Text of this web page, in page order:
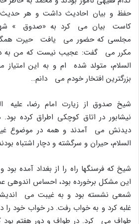
حفظ و بیان احادیث داشت و هر
کاست بیان مى کرد به «صدوق »
مجلسى که حضور مى یافت حیرت
مکرر مى گفت: عجیب نیست که من به
السلام، متولد شده ام و به این
بزرگترین افتخار خودم مى دانم…
شیخ صدوق از زیارت امام رضا، علیه
نیشابور در اتاق کوچکى اطراق کرده
دیدنش مى آمدند و همه در موضوع
السلام، حیران و سرگشته و دچار اشتباه
شیخ که فرسنگها راه را از بغداد آمده
این مشکل برخورده بود، احساس اندوهى
شمعى نشسته بود و به غیبت مى
غلبه کرد و به خواب رفت. در خواب خود را
طواف مى کرد. در طواف و دور هفتم بود